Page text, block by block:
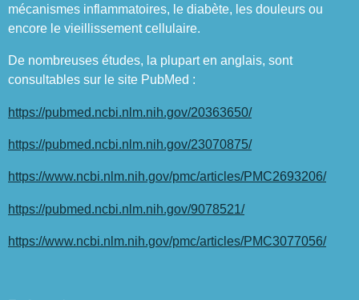
mécanismes inflammatoires, le diabète, les douleurs ou
encore le vieillissement cellulaire.
De nombreuses études, la plupart en anglais, sont
consultables sur le site PubMed :
https://pubmed.ncbi.nlm.nih.gov/20363650/
https://pubmed.ncbi.nlm.nih.gov/23070875/
https://www.ncbi.nlm.nih.gov/pmc/articles/PMC2693206/
https://pubmed.ncbi.nlm.nih.gov/9078521/
https://www.ncbi.nlm.nih.gov/pmc/articles/PMC3077056/